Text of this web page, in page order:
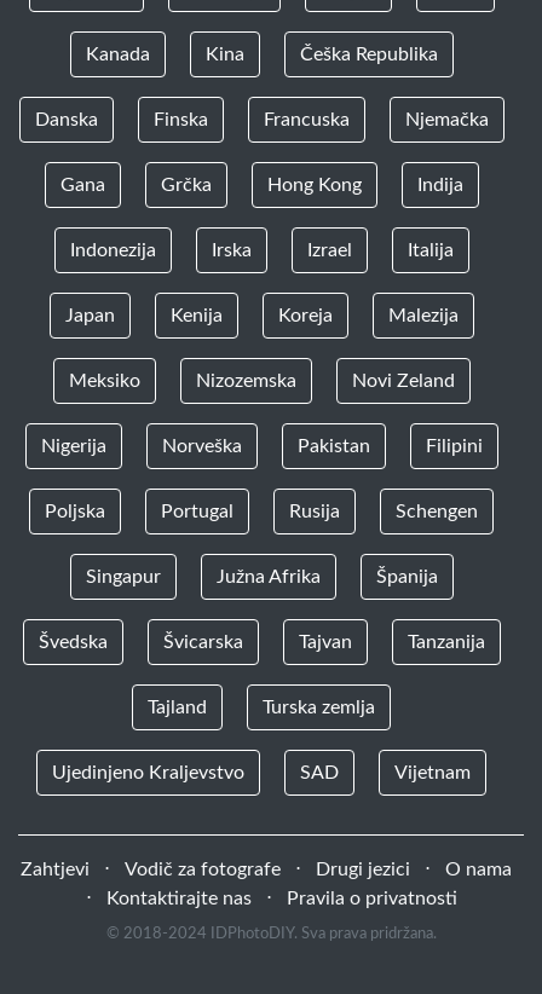
Kanada Kina Češka Republika
Danska Finska Francuska Njemačka
Gana Grčka Hong Kong Indija
Indonezija Irska Izrael Italija
Japan Kenija Koreja Malezija
Meksiko Nizozemska Novi Zeland
Nigerija Norveška Pakistan Filipini
Poljska Portugal Rusija Schengen
Singapur Južna Afrika Španija
Švedska Švicarska Tajvan Tanzanija
Tajland Turska zemlja
Ujedinjeno Kraljevstvo SAD Vijetnam
Zahtjevi ⋅ Vodič za fotografe ⋅ Drugi jezici ⋅
O nama
⋅
Kontaktirajte nas ⋅ Pravila o privatnosti
© 2018-2024 IDPhotoDIY. Sva prava pridržana.